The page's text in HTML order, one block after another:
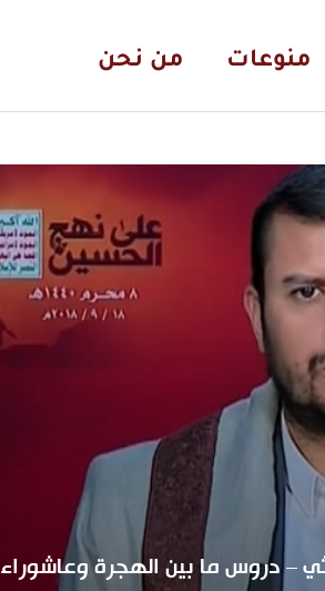
منوعات من نحن
– دروس ما بين الهجرة وعاشوراء